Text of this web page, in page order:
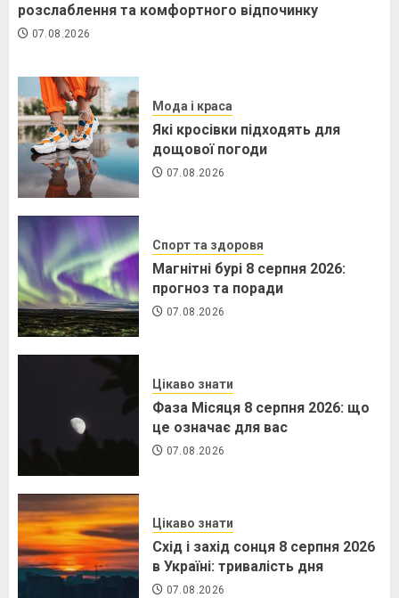
розслаблення та комфортного відпочинку
07.08.2026
Мода і краса
Які кросівки підходять для
дощової погоди
07.08.2026
Спорт та здоровя
Магнітні бурі 8 серпня 2026:
прогноз та поради
07.08.2026
Цікаво знати
Фаза Місяця 8 серпня 2026: що
це означає для вас
07.08.2026
Цікаво знати
Схід і захід сонця 8 серпня 2026
в Україні: тривалість дня
07.08.2026